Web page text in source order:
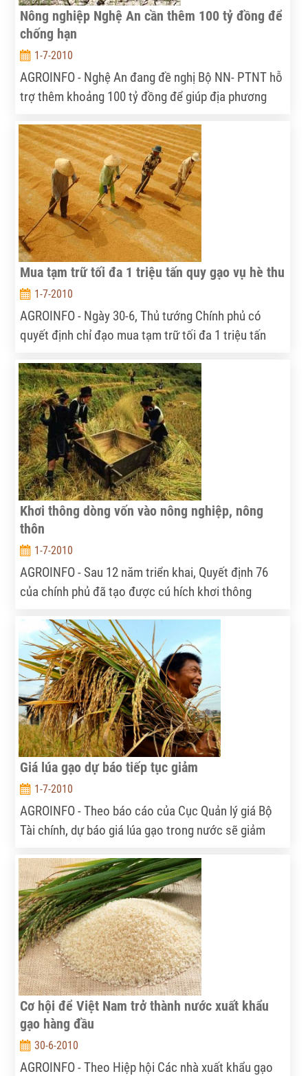
Nông nghiệp Nghệ An cần thêm 100 tỷ đồng để
chống hạn
1-7-2010
AGROINFO - Nghệ An đang đề nghị Bộ NN- PTNT hỗ
trợ thêm khoảng 100 tỷ đồng để giúp địa phương
vét kênh mương, 3 tỷ đồng để mua thêm 100 máy
bơm dầu, 1,5 tỷ đồng mua dầu diezel, 2 tỷ đồng do
định mức điện vượt 15 triệu kw, mua giống lúa, ngô
cấp cho dân 24 tỷ đồng và 18 tỷ đồng hỗ trợ nước
sinh hoạt cho dân
Mua tạm trữ tối đa 1 triệu tấn quy gạo vụ hè thu
1-7-2010
AGROINFO - Ngày 30-6, Thủ tướng Chính phủ có
quyết định chỉ đạo mua tạm trữ tối đa 1 triệu tấn
trong 2 tháng, tính từ ngày 15-7 đến 15-9-2010.
Khơi thông dòng vốn vào nông nghiệp, nông
thôn
1-7-2010
AGROINFO - Sau 12 năm triển khai, Quyết định 76
của chính phủ đã tạo được cú hích khơi thông
với mức tăng trưởng bình quân gần 22%/năm.
Giá lúa gạo dự báo tiếp tục giảm
1-7-2010
AGROINFO - Theo báo cáo của Cục Quản lý giá Bộ
Tài chính, dự báo giá lúa gạo trong nước sẽ giảm
Cơ hội để Việt Nam trở thành nước xuất khẩu
gạo hàng đầu
30-6-2010
AGROINFO - Theo Hiệp hội Các nhà xuất khẩu gạo